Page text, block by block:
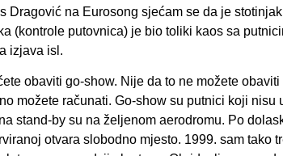
na Eurosong sjećam se da je
(kontrole putovnica) je bio toliki kaos sa
izjava isl.
obaviti go-show. Nije da to ne možete
možete računati. Go-show su putnici koji nisu
stand-by su na željenom aerodromu. Po
otvara slobodno mjesto. 1999. sam tako